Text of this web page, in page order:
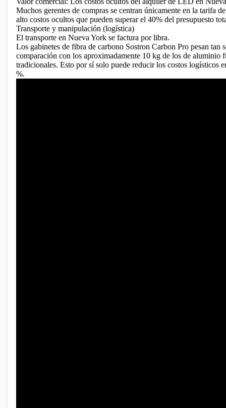
Muchos gerentes de compras se centran únicamente en la tarifa
alto costos ocultos que pueden superar el 40% del presupuesto
Transporte y manipulación (logística)
El transporte en Nueva York se factura por libra.
Los gabinetes de fibra de carbono Sostron Carbon Pro pesan tan
comparación con los aproximadamente 10 kg de los de aluminio
tradicionales. Esto por sí solo puede reducir los costos logísticos
%.